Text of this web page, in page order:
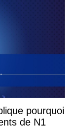
pourquoi
de N1